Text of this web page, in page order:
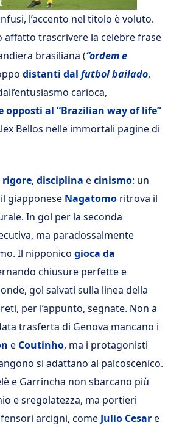
l’accento nel titolo è voluto.
affatto trascrivere la celebre frase
brasiliana (“ordem e
distanti dal futbol bailado,
carioca,
opposti al “Brazilian way of life”
Bellos nelle immortali pagine di
rigore, disciplina ecinismo: un
giapponese Nagatomo ritrova il
In gol per la seconda
ma paradossalmente
Il nipponico gioca da
chiusure perfette e
gol salvati sulla linea della
per l’appunto, segnate. Non a
trasferta di Genova mancano i
e Coutinho, ma i protagonisti
si adattano al palcoscenico.
e Garrincha non sbarcano più
e sregolatezza, ma portieri
arcigni, come Julio Cesare